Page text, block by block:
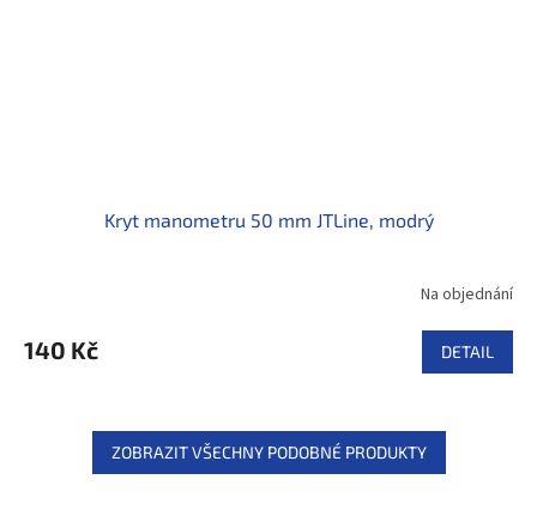
Kryt manometru 50 mm JTLine, modrý
Na objednání
140 Kč DETAIL
ZOBRAZIT VŠECHNY PODOBNÉ PRODUKTY